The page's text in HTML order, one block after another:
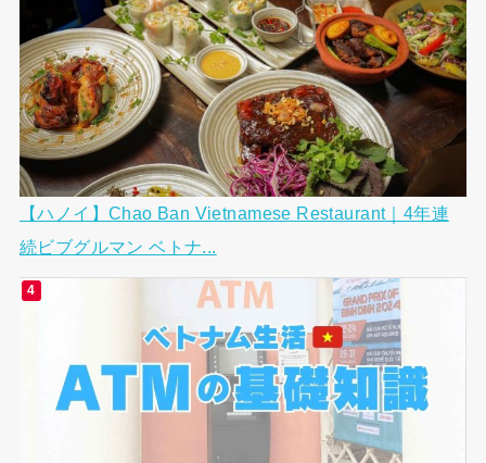
【ハノイ】Chao Ban Vietnamese Restaurant｜4年連
続ビブグルマン ベトナ...